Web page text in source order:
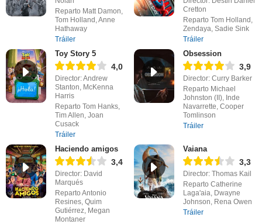
Reparto Matt Damon,
Tom Holland, Anne
Hathaway
Tráiler
Cretton
Reparto Tom Holland,
Zendaya, Sadie Sink
Tráiler
Toy Story 5
4,0
Director: Andrew
Stanton, McKenna
Harris
Reparto Tom Hanks,
Tim Allen, Joan
Cusack
Tráiler
Obsession
3,9
Director: Curry Barker
Reparto Michael
Johnston (II), Inde
Navarrette, Cooper
Tomlinson
Tráiler
Haciendo amigos
3,4
Director: David
Marqués
Reparto Antonio
Resines, Quim
Gutiérrez, Megan
Montaner
Vaiana
3,3
Director: Thomas Kail
Reparto Catherine
Laga'aia, Dwayne
Johnson, Rena Owen
Tráiler